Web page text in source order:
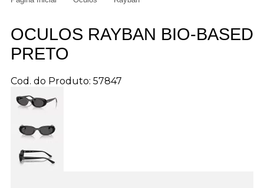
OCULOS RAYBAN BIO-BASED
PRETO
Cod. do Produto: 57847